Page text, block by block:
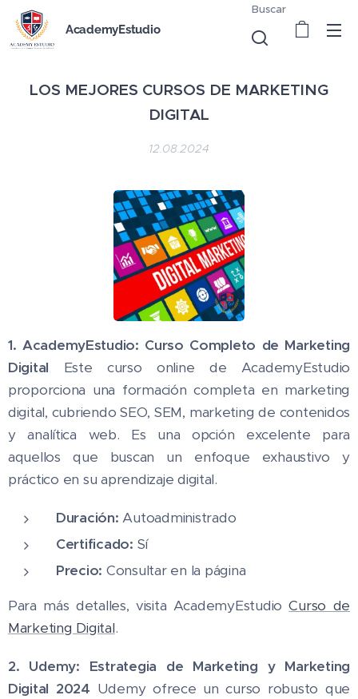
AcademyEstudio
Buscar
LOS MEJORES CURSOS DE MARKETING
DIGITAL
12.08.2024
1. AcademyEstudio: Curso Completo de Marketing
Digital Este curso online de AcademyEstudio
proporciona una formación completa en marketing
digital, cubriendo SEO, SEM, marketing de contenidos
y analítica web. Es una opción excelente para
aquellos que buscan un enfoque exhaustivo y
práctico en su aprendizaje digital.
Duración: Autoadministrado
Certificado: Sí
Precio: Consultar en la página
Para más detalles, visita AcademyEstudioCurso de
Marketing Digital.
2. Udemy: Estrategia de Marketing y Marketing
Digital 2024 Udemy ofrece un curso robusto que